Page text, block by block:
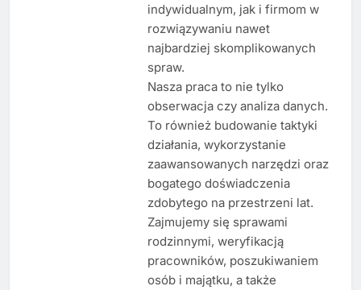
indywidualnym, jak i firmom w
rozwiązywaniu nawet
najbardziej skomplikowanych
spraw.
Nasza praca to nie tylko
obserwacja czy analiza danych.
To również budowanie taktyki
działania, wykorzystanie
zaawansowanych narzędzi oraz
bogatego doświadczenia
zdobytego na przestrzeni lat.
Zajmujemy się sprawami
rodzinnymi, weryfikacją
pracowników, poszukiwaniem
osób i majątku, a także